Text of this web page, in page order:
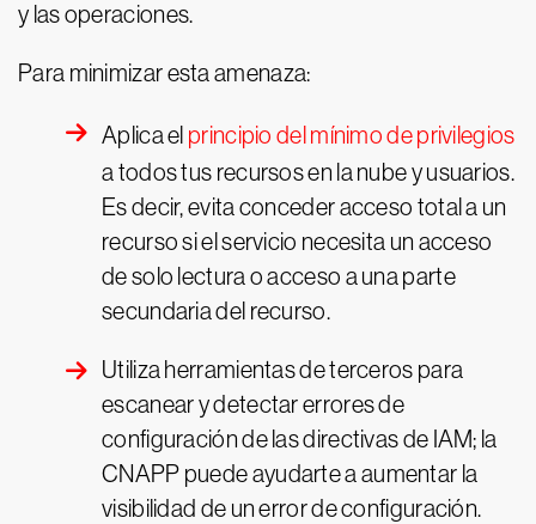
y las operaciones.
Para minimizar esta amenaza:
Aplica el principio del mínimo de privilegios
a todos tus recursos en la nube y usuarios.
Es decir, evita conceder acceso total a un
recurso si el servicio necesita un acceso
de solo lectura o acceso a una parte
secundaria del recurso.
Utiliza herramientas de terceros para
escanear y detectar errores de
configuración de las directivas de IAM; la
CNAPP puede ayudarte a aumentar la
visibilidad de un error de configuración.